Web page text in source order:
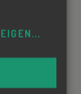
...